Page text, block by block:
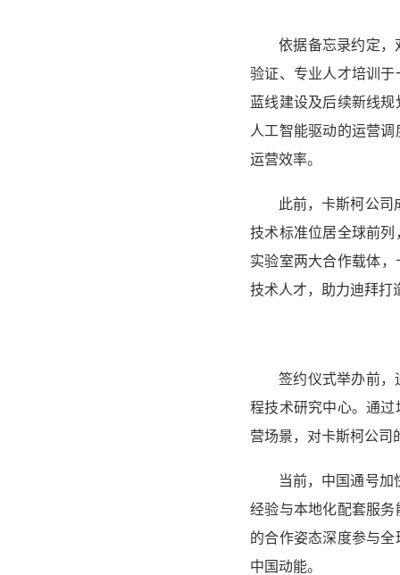
依据备忘录约定，
验证、专业人才培训
蓝线建设及后续新线
人工智能驱动的运营
运营效率。
此前，卡斯柯公司
技术标准位居全球前
实验室两大合作载体
技术人才，助力迪拜打
签约仪式举办前，
程技术研究中心。通
营场景，对卡斯柯公司
当前，中国通号加
经验与本地化配套服
的合作姿态深度参与
中国动能。